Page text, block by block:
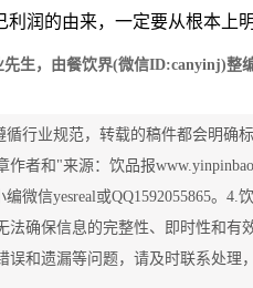
利润的由来，一定要从根本上
先生，由餐饮界(微信ID:canyinj)整
行业规范，转载的稿件都会明确
作者和"来源：饮品报
微信yesreal或QQ1592055865。
法确保信息的完整性、即时性和有
误和遗漏等问题，请及时联系处理